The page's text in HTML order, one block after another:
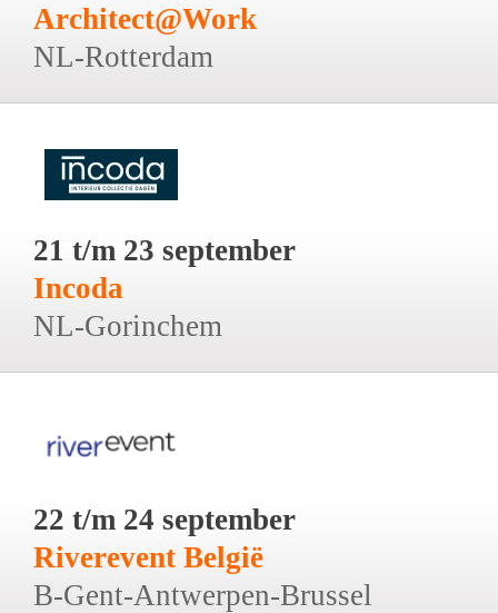
Architect@Work
NL-Rotterdam
21 t/m 23 september
Incoda
NL-Gorinchem
22 t/m 24 september
Riverevent België
B-Gent-Antwerpen-Brussel